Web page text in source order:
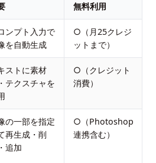
無料利用
ンプト入力で
を自動生成
○（月25クレジ
ットまで）
ストに素材
テクスチャを
○（クレジット
消費）
の一部を指定
再生成・削
追加
○（Photoshop
連携含む）